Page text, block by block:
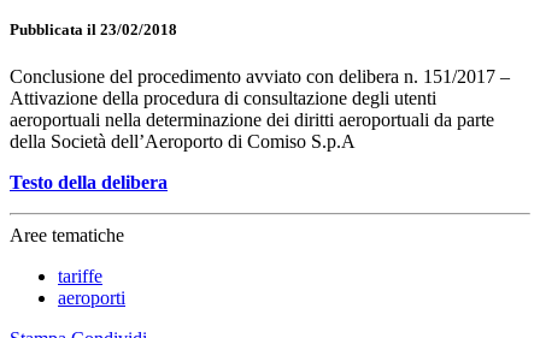
Pubblicata il 23/02/2018
Conclusione del procedimento avviato con delibera n. 151/2017 –
Attivazione della procedura di consultazione degli utenti
aeroportuali nella determinazione dei diritti aeroportuali da parte
della Società dell’Aeroporto di Comiso S.p.A
Testo della delibera
Aree tematiche
tariffe
aeroporti